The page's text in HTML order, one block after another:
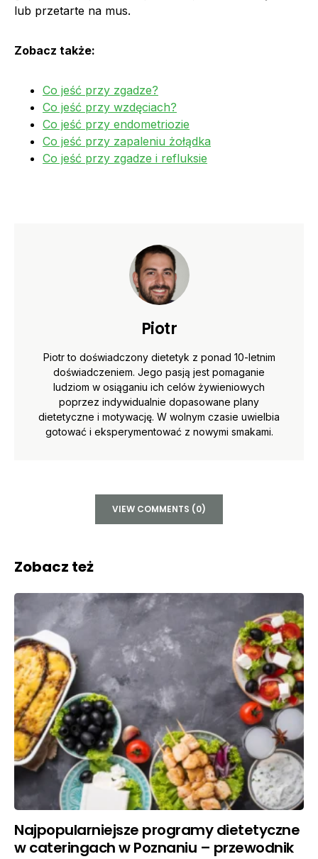
lub przetarte na mus.
Zobacz także:
Co jeść przy zgadze?
Co jeść przy wzdęciach?
Co jeść przy endometriozie
Co jeść przy zapaleniu żołądka
Co jeść przy zgadze i refluksie
Piotr
Piotr to doświadczony dietetyk z ponad 10-letnim
doświadczeniem. Jego pasją jest pomaganie
ludziom w osiąganiu ich celów żywieniowych
poprzez indywidualnie dopasowane plany
dietetyczne i motywację. W wolnym czasie uwielbia
gotować i eksperymentować z nowymi smakami.
VIEW COMMENTS (0)
Zobacz też
Najpopularniejsze programy dietetyczne
w cateringach w Poznaniu – przewodnik